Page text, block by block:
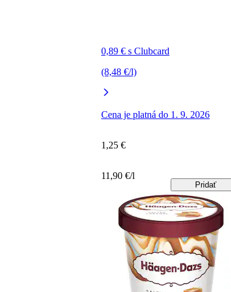
0,89 € s Clubcard
(8,48 €/l)
Cena je platná do 1. 9. 2026
1,25 €
11,90 €/l
Pridať